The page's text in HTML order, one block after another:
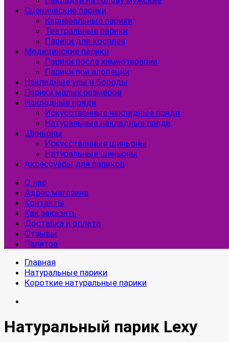
Сценические парики
Карнавальные парики
Театральные парики
Парики для косплея
Медицинские парики
Парики после химиотерапии
Парики при алопеции
Накладные усы и бороды
Парики малых размеров
Накладные пряди
Искусственные накладные пряди
Натуральные накладные пряди
Шиньоны
Искусственные шиньоны
Натуральные шиньоны
Аксессуары для париков
О нас
Адрес магазина
Контакты
Как заказать
Доставка и оплата
Отзывы
Палитра
Главная
Натуральные парики
Короткие натуральные парики
Натуральный парик Lexy